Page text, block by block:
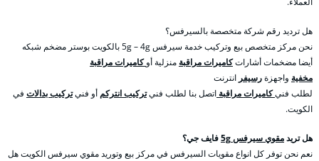
هل ترديد رقم شركة متخصصة بالسيرفس؟
نحن مركز متخصص بيع وتركيب خدمة سيرفس 5g – 4g بالكويت بوستر مضخم شبكه
أيضا مضخمات أشاراتكاميرات مراقبة منزلية أوكاميرات مراقبة
مخفية واجهزةرسيفر انترنت
لطلب فنيكاميرات مراقبة اتصل بنا لطلب فنيتركيب انتركم أو فنيتركيب بدالات في
الكويت.
هل تريدمقوي سيرفس 5g
فايف جي؟
نعم نحن توفر كل انواع مقويات السيرفس في مركز بيع وتوريد مقوي سيرفس الكويت هل